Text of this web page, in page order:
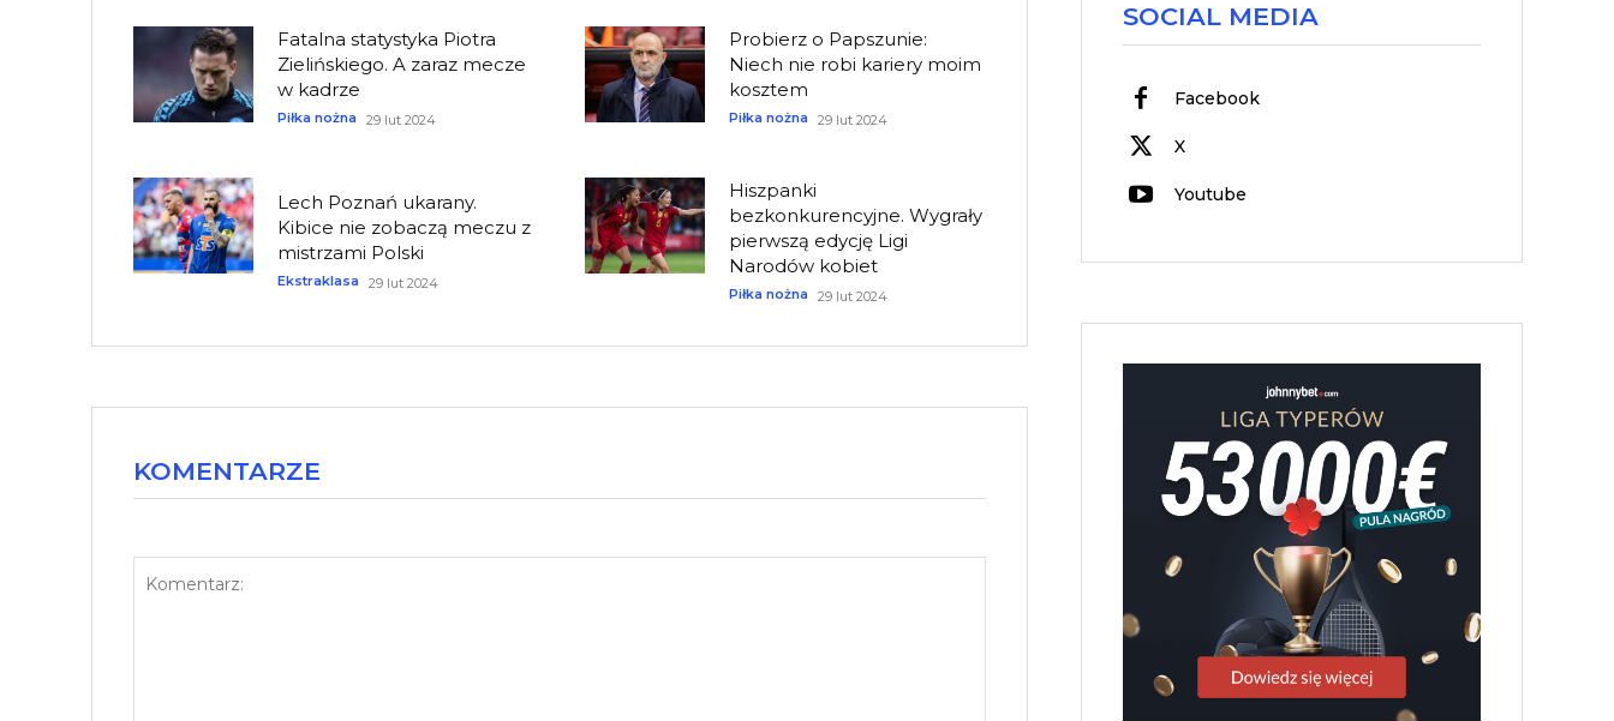
Fatalna statystyka Piotra
Zielińskiego. A zaraz mecze
w kadrze
Piłka nożna 29 lut 2024
Probierz o Papszunie:
Niech nie robi kariery moim
kosztem
Piłka nożna 29 lut 2024
Lech Poznań ukarany.
Kibice nie zobaczą meczu z
mistrzami Polski
Ekstraklasa 29 lut 2024
Hiszpanki
bezkonkurencyjne. Wygrały
pierwszą edycję Ligi
Narodów kobiet
Piłka nożna 29 lut 2024
KOMENTARZE
SOCIAL MEDIA
Facebook
X
Youtube